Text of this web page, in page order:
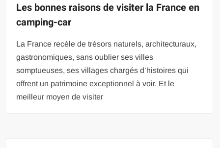
Les bonnes raisons de visiter la France en
camping-car
La France recèle de trésors naturels, architecturaux,
gastronomiques, sans oublier ses villes
somptueuses, ses villages chargés d’histoires qui
offrent un patrimoine exceptionnel à voir. Et le
meilleur moyen de visiter